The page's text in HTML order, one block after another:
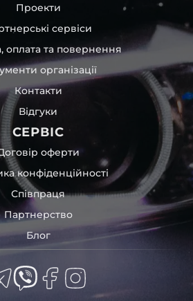
Проекти
сервіси
оплата та повернення
організації
Контакти
Відгуки
СЕРВІС
оферти
конфіденційності
Співпраця
Партнерство
Блог